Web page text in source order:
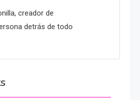
creador de
detrás de todo